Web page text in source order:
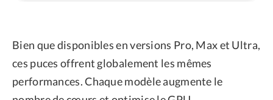
Bien que disponibles en versions Pro, Max et Ultra,
ces puces offrent globalement les mêmes
performances. Chaque modèle augmente le